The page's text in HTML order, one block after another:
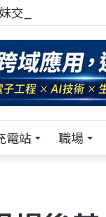
流最硬核的技術
電站 職場